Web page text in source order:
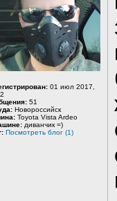
01 июл 2017,
51
Новороссийск
Toyota Vista Ardeo
диванчик =)
Посмотреть блог (1)